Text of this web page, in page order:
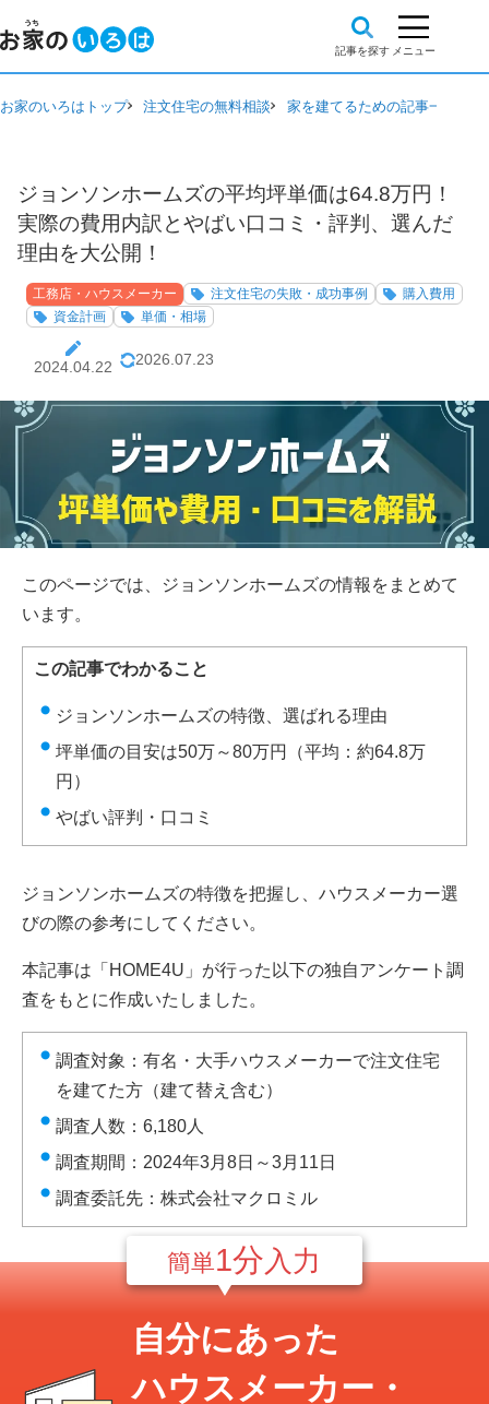
お家のいろはトップ 注文住宅の無料相談 家を建てるための記事一覧
ジョンソンホームズの平均坪単価は64.8万円！
実際の費用内訳とやばい口コミ・評判、選んだ
理由を大公開！
工務店・ハウスメーカー 注文住宅の失敗・成功事例
購入費用
資金計画
単価・相場
2024.04.22 2026.07.23
このページでは、ジョンソンホームズの情報をまとめて
います。
この記事でわかること
ジョンソンホームズの特徴、選ばれる理由
坪単価の目安は50万～80万円（平均：約64.8万
円）
やばい評判・口コミ
ジョンソンホームズの特徴を把握し、ハウスメーカー選
びの際の参考にしてください。
本記事は「HOME4U」が行った以下の独自アンケート調
査をもとに作成いたしました。
調査対象：有名・大手ハウスメーカーで注文住宅
を建てた方（建て替え含む）
調査人数：6,180人
調査期間：2024年3月8日～3月11日
調査委託先：株式会社マクロミル
簡単1分 入力
自分にあった
ハウスメーカー・